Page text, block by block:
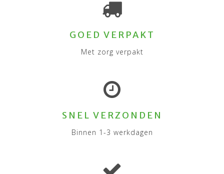
GOED VERPAKT
Met zorg verpakt
SNEL VERZONDEN
Binnen 1-3 werkdagen